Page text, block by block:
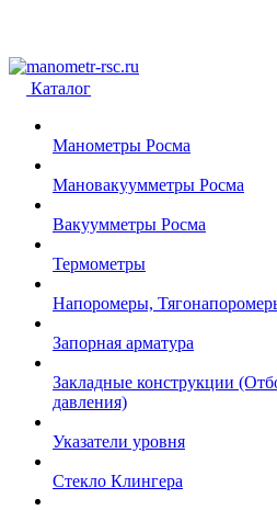
Каталог
Манометры Росма
Мановакуумметры Росма
Вакуумметры Росма
Термометры
Напоромеры,
Запорная арматура
Закладные конструкции
давления)
Указатели уровня
Стекло Клингера